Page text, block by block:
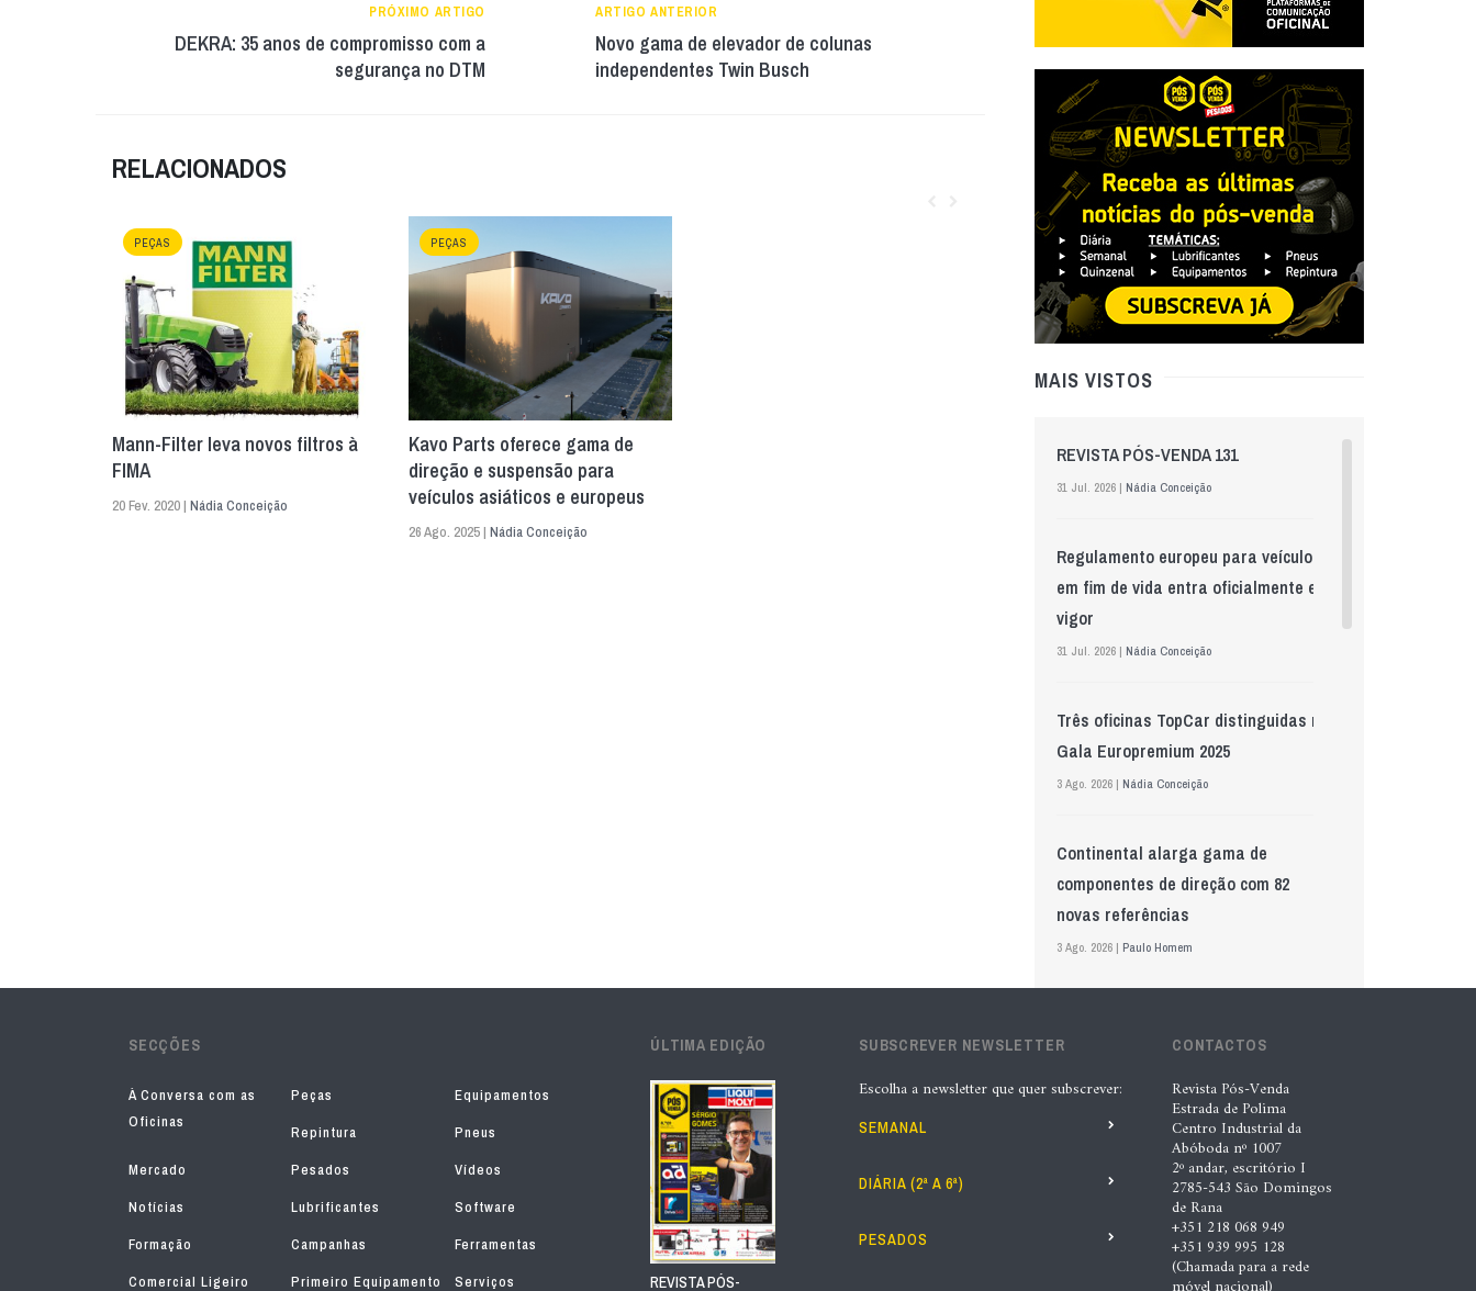
PRÓXIMO ARTIGO
DEKRA: 35 anos de compromisso com a
segurança no DTM
ARTIGO ANTERIOR
Novo gama de elevador de colunas
independentes Twin Busch
RELACIONADOS
PEÇAS
Mann-Filter leva novos filtros à
FIMA
20 Fev. 2020 | Nádia Conceição
PEÇAS
Kavo Parts oferece gama de
direção e suspensão para
veículos asiáticos e europeus
26 Ago. 2025 | Nádia Conceição
MAIS VISTOS
REVISTA PÓS-VENDA 131
31 Jul. 2026 | Nádia Conceição
Regulamento europeu para veículos
em fim de vida entra oficialmente em
vigor
31 Jul. 2026 | Nádia Conceição
Três oficinas TopCar distinguidas na
Gala Europremium 2025
3 Ago. 2026 | Nádia Conceição
Continental alarga gama de
componentes de direção com 82
novas referências
3 Ago. 2026 | Paulo Homem
controlo de qualidade
5 Ago. 2026 | Nádia Conceição
GS Pro Tyres assume representação
exclusiva da Laufenn em Portugal
Paulo Homem
Wolf mostra nova geração de
SECÇÕES
À Conversa com as
Oficinas
Peças
Equipamentos
Repintura
Pneus
Mercado
Pesados
Vídeos
Notícias
Lubrificantes
Software
Formação
Campanhas
Ferramentas
Comercial Ligeiro
Primeiro Equipamento Serviços
ÚLTIMA EDIÇÃO
REVISTA PÓS-
SUBSCREVER NEWSLETTER
Escolha a newsletter que quer subscrever:
SEMANAL
DIÁRIA (2ª A 6ª)
PESADOS
CONTACTOS
Revista Pós-Venda
Estrada de Polima
Centro Industrial da
Abóboda nº 1007
2º andar, escritório I
2785-543 São Domingos
de Rana
+351 218 068 949
+351 939 995 128
(Chamada para a rede